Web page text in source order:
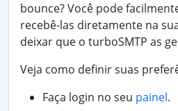
bounce? Você pode
recebê-las diretamente na
deixar que o turboSMTP as
Veja como definir suas
Faça login no seu painel.